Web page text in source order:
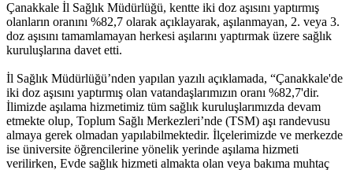
Çanakkale İl Sağlık Müdürlüğü, kentte iki doz aşısını yaptırmış
olanların oranını %82,7 olarak açıklayarak, aşılanmayan, 2. veya 3.
doz aşısını tamamlamayan herkesi aşılarını yaptırmak üzere sağlık
kuruluşlarına davet etti.
İl Sağlık Müdürlüğü’nden yapılan yazılı açıklamada, “Çanakkale'de
iki doz aşısını yaptırmış olan vatandaşlarımızın oranı %82,7'dir.
İlimizde aşılama hizmetimiz tüm sağlık kuruluşlarımızda devam
etmekte olup, Toplum Sağlı Merkezleri’nde (TSM) aşı randevusu
almaya gerek olmadan yapılabilmektedir. İlçelerimizde ve merkezde
ise üniversite öğrencilerine yönelik yerinde aşılama hizmeti
verilirken, Evde sağlık hizmeti almakta olan veya bakıma muhtaç